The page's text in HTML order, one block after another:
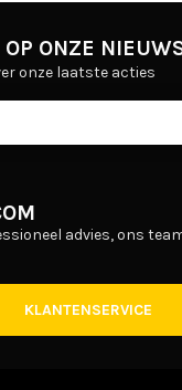
advies, ons
KLANTENSERVICE
ONZE
onze laatste acties